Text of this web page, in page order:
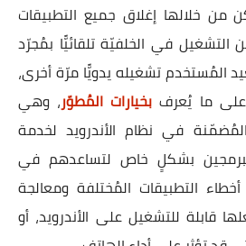
خلالها إغلاق جميع التطبيقات
في الخلفيّة تلقائيًّا بمُجرّد
المُستخدم تشغيله يدويًّا مرّة أخرى،
ما يُعرف بخيارات المُطوّر، وهي
في نظام الأندرويد لخدمة
بشكلٍ خاص لتساعدهم في
التطبيقات المُختلفة ومعالجة
قابلة للتشغيل على الأندرويد، أو